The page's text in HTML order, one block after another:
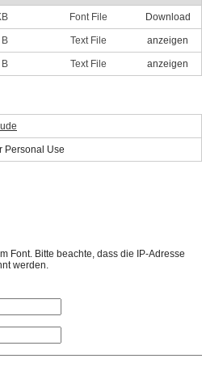
Font File Download
Text File anzeigen
Text File anzeigen
Personal Use
Font. Bitte beachte, dass die IP-Adresse
werden.